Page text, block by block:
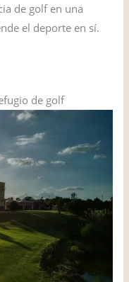
de golf en una
el deporte en sí.
de golf